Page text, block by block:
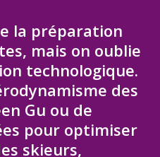
la préparation
mais on oublie
technologique.
des
Gu ou de
pour optimiser
skieurs,